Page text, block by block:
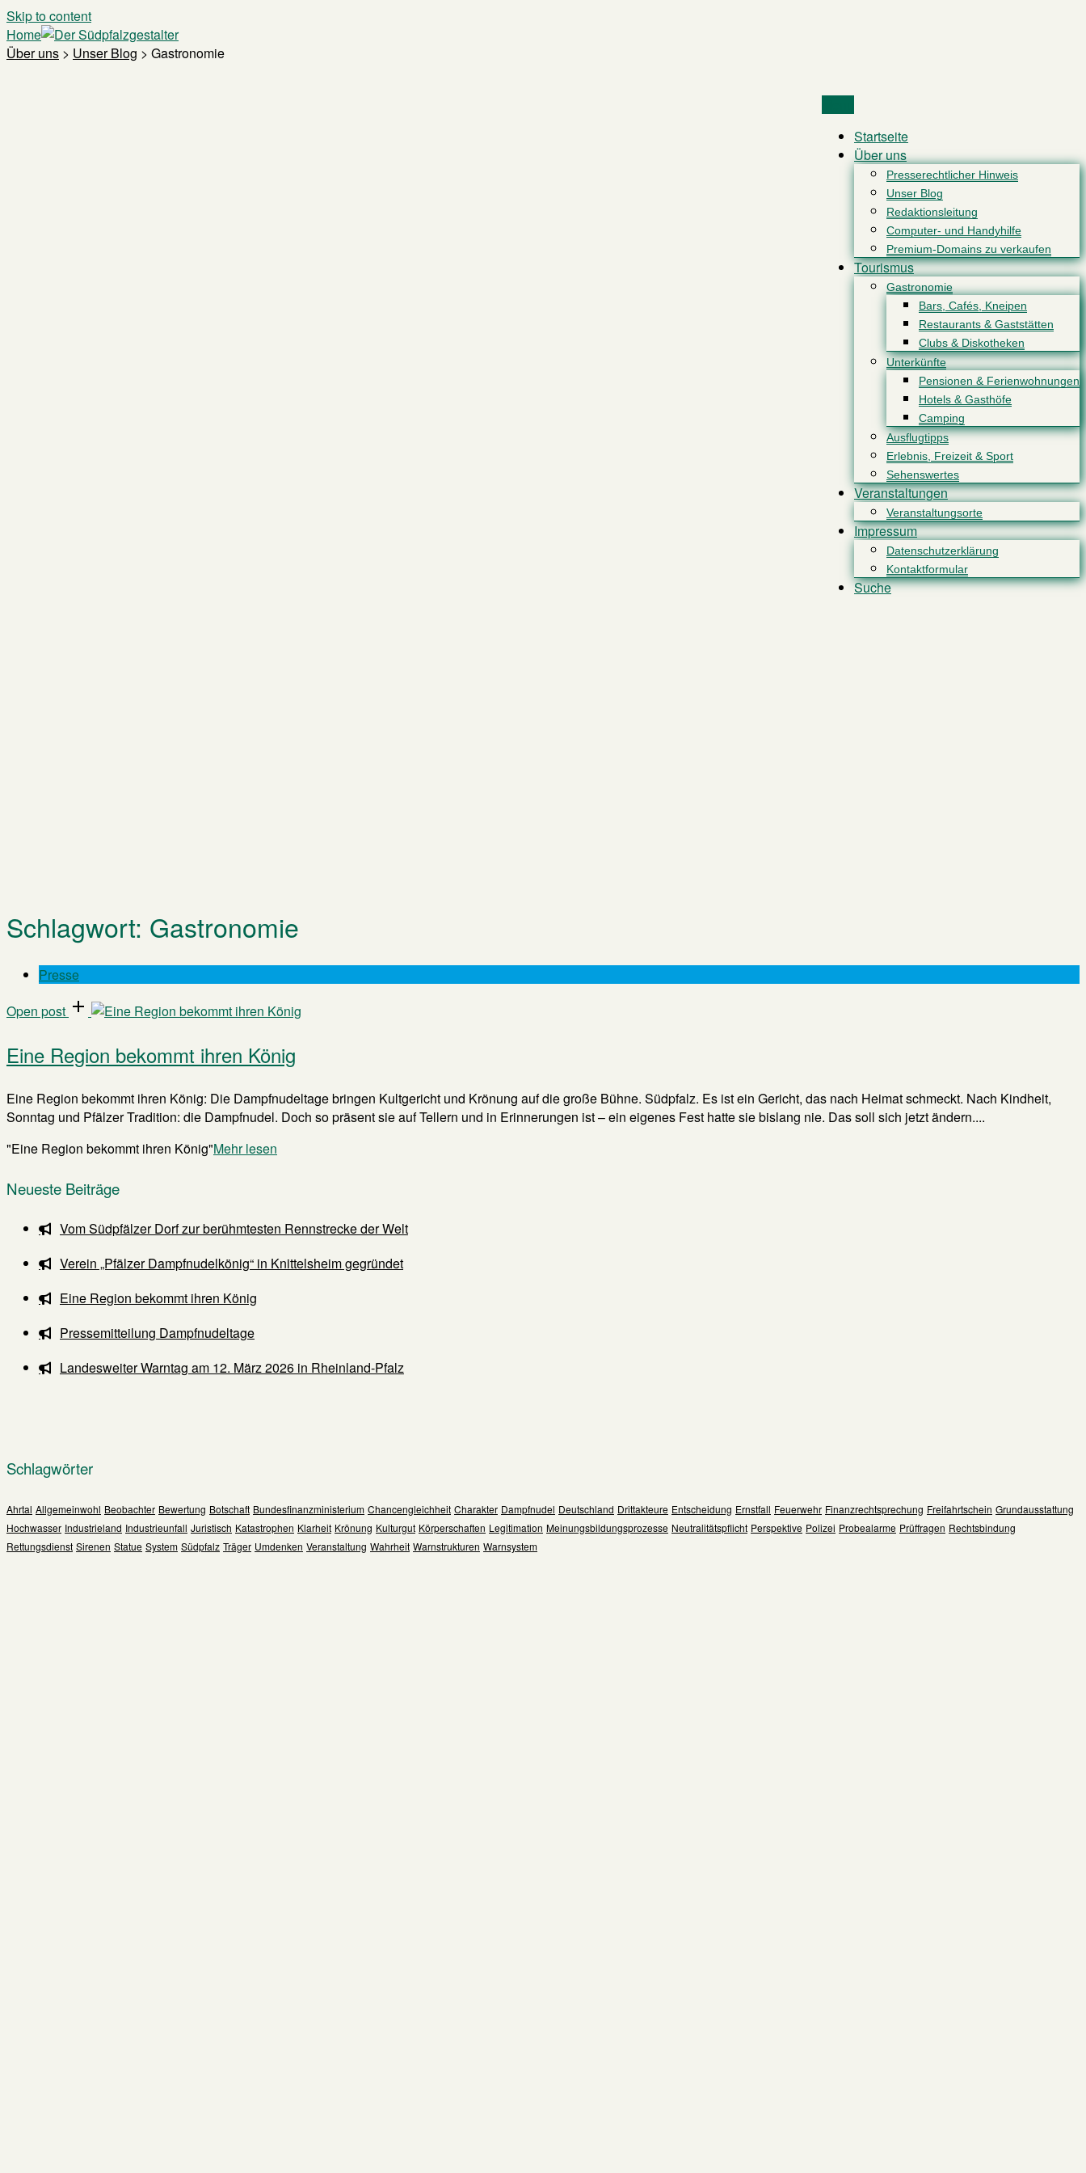
Skip to content
Home
Startseite
Über uns
Presserechtlicher Hinweis
Unser Blog
Redaktionsleitung
Computer- und Handyhilfe
Premium-Domains zu verkaufen
Tourismus
Gastronomie
Bars, Cafés, Kneipen
Restaurants & Gaststätten
Clubs & Diskotheken
Unterkünfte
Pensionen & Ferienwohnungen
Hotels & Gasthöfe
Camping
Ausflugtipps
Erlebnis, Freizeit & Sport
Sehenswertes
Veranstaltungen
Veranstaltungsorte
Impressum
Datenschutzerklärung
Kontaktformular
Suche
Über uns > Unser Blog > Gastronomie
Schlagwort: Gastronomie
Presse
Open post
Eine Region bekommt ihren König
Eine Region bekommt ihren König: Die Dampfnudeltage bringen Kultgericht und Krönung auf die große Bühne. Südpfalz. Es ist ein Gericht, das nach Heimat schmeckt. Nach Kindheit,
Sonntag und Pfälzer Tradition: die Dampfnudel. Doch so präsent sie auf Tellern und in Erinnerungen ist – ein eigenes Fest hatte sie bislang nie. Das soll sich jetzt ändern....
"Eine Region bekommt ihren König"Mehr lesen
Neueste Beiträge
Vom Südpfälzer Dorf zur berühmtesten Rennstrecke der Welt
Verein „Pfälzer Dampfnudelkönig“ in Knittelsheim gegründet
Eine Region bekommt ihren König
Pressemitteilung Dampfnudeltage
Landesweiter Warntag am 12. März 2026 in Rheinland-Pfalz
Schlagwörter
Ahrtal Allgemeinwohl Beobachter Bewertung Botschaft Bundesfinanzministerium Chancengleichheit Charakter Dampfnudel Deutschland Drittakteure Entscheidung Ernstfall Feuerwehr Finanzrechtsprechung Freifahrtschein Grundausstattung
Hochwasser Industrieland Industrieunfall Juristisch Katastrophen Klarheit Krönung Kulturgut Körperschaften Legitimation Meinungsbildungsprozesse Neutralitätspflicht Perspektive Polizei Probealarme Prüffragen Rechtsbindung
Rettungsdienst Sirenen Statue System Südpfalz Träger Umdenken Veranstaltung Wahrheit Warnstrukturen Warnsystem